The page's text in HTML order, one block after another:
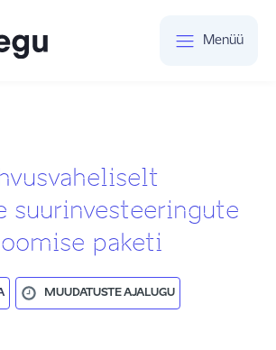
Menüü
suurinvesteeringute
paketi
MUUDATUSTE AJALUGU